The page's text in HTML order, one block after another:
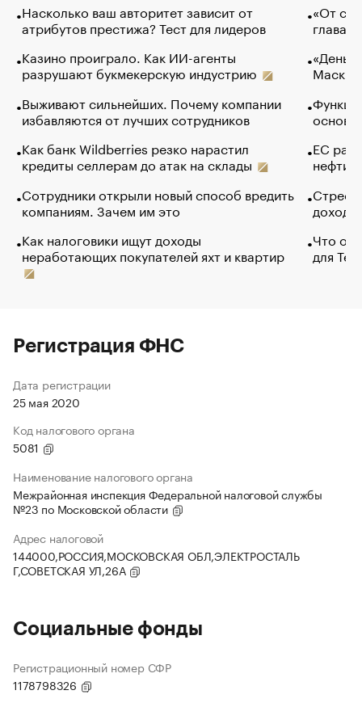
Насколько ваш авторитет зависит от
атрибутов престижа? Тест для лидеров
Казино проиграло. Как ИИ-агенты
разрушают букмекерскую индустрию
Выживают сильнейших. Почему компании
избавляются от лучших сотрудников
Как банк Wildberries резко нарастил
кредиты селлерам до атак на склады
Сотрудники открыли новый способ вредить
компаниям. Зачем им это
Как налоговики ищут доходы
неработающих покупателей яхт и квартир
«От
глава
Маск в
основ
ЕС
нефти
Что
для
Регистрация ФНС
Дата регистрации
25 мая 2020
Код налогового органа
5081
Наименование налогового органа
Межрайонная инспекция Федеральной налоговой службы
№23 по Московской области
Адрес налоговой
144000,РОССИЯ,МОСКОВСКАЯ ОБЛ,ЭЛЕКТРОСТАЛЬ
Г,СОВЕТСКАЯ УЛ,26А
Социальные фонды
Регистрационный номер СФР
1178798326